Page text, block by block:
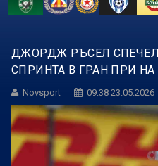
ДЖОРДЖ РЪСЕЛ
СПРИНТА В ГРАН ПРИ
Novsport 09:38 23.05.2026